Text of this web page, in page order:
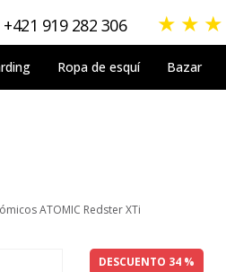
+421 919 282 306 ★ ★ ★
Ropa de esquí Bazar
ATOMIC Redster XTi
DESCUENTO 34 %